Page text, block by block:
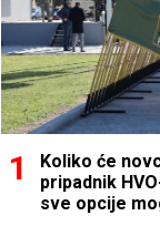
Koliko će
pripadnik
sve opcije